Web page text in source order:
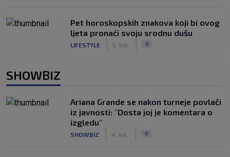
Pet horoskopskih znakova koji bi ovog
ljeta pronaći svoju srodnu dušu
LIFESTYLE 5. kol. 0
SHOWBIZ
Ariana Grande se nakon turneje povlači
iz javnosti: "Dosta joj je komentara o
izgledu"
SHOWBIZ 4. kol. 0